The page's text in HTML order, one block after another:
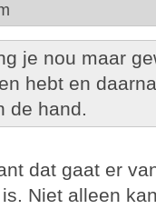
je nou maar
hebt en
de hand.
dat gaat er
Niet alleen